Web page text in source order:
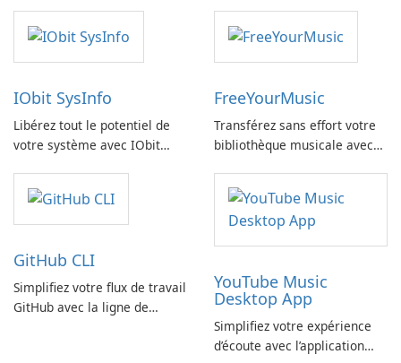
IObit SysInfo
Libérez tout le potentiel de
votre système avec IObit
FreeYourMusic
Transférez sans effort votre
bibliothèque musicale avec
GitHub CLI
Simplifiez votre flux de travail
GitHub avec la ligne de
YouTube Music
Desktop App
Simplifiez votre expérience
d’écoute avec l’application